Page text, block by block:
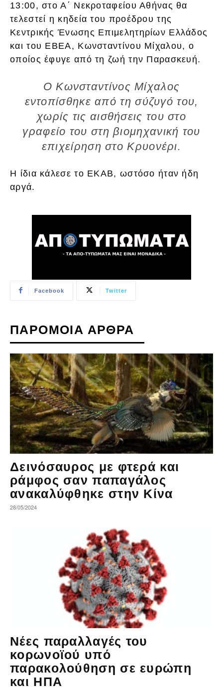
13:00, στο Α΄ Νεκροταφείου Αθήνας θα
τελεστεί η κηδεία του προέδρου της
Κεντρικής Ένωσης Επιμελητηρίων Ελλάδος
και του ΕΒΕΑ, Κωνσταντίνου Μίχαλου, ο
οποίος έφυγε από τη ζωή την Παρασκευή.
O Kωνσταντίνος Μίχαλος
εντοπίσθηκε από τη σύζυγό του,
χωρίς τις αισθήσεις του στο
γραφείο του στη βιομηχανική του
επιχείρηση στο Κρυονέρι.
Η ίδια κάλεσε το ΕΚΑΒ, ωστόσο ήταν ήδη
αργά.
Facebook Twitter
ΠΑΡΟΜΟΙΑ ΑΡΘΡΑ
Δεινόσαυρος με φτερά και
ράμφος σαν παπαγάλος
ανακαλύφθηκε στην Κίνα
28/05/2024
Νέες παραλλαγές του
κορωνοϊού υπό
παρακολούθηση σε ευρώπη
και ΗΠΑ